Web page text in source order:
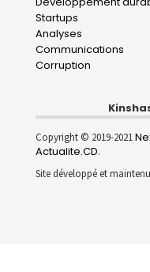
Startups
Analyses
Communications
Corruption
Copyright © 2019-2021
Actualite.CD.
Site développé et